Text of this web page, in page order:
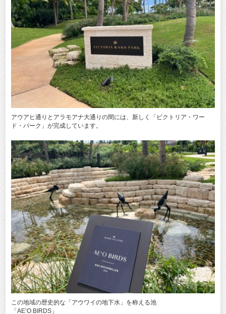
アウアヒ通りとアラモアナ大通りの間には、新しく「ビクトリア・ワー
ド・パーク」が完成しています。
この地域の歴史的な「アウワイの地下水」を称える池
「AE’O BIRDS」